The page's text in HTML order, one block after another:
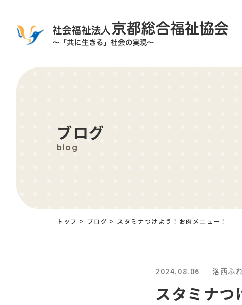
ブログ
blog
トップ > ブログ > スタミナつけよう！お肉メニュー！
2024.08.06 洛西ふ
スタミナつ